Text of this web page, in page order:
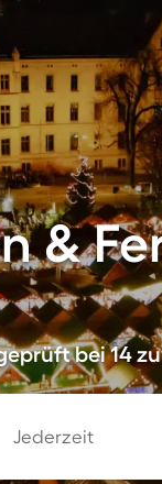
&
bei 14
Jederzeit